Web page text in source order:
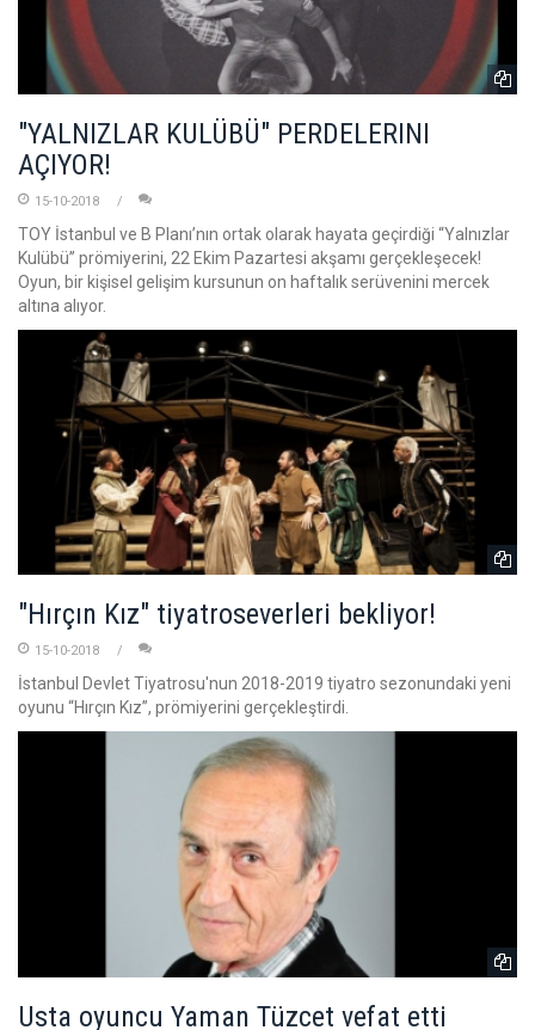
"YALNIZLAR KULÜBÜ" PERDELERINI
AÇIYOR!
15-10-2018
TOY İstanbul ve B Planı’nın ortak olarak hayata geçirdiği “Yalnızlar
Kulübü” prömiyerini, 22 Ekim Pazartesi akşamı gerçekleşecek!
Oyun, bir kişisel gelişim kursunun on haftalık serüvenini mercek
altına alıyor.
"Hırçın Kız" tiyatroseverleri bekliyor!
15-10-2018
İstanbul Devlet Tiyatrosu'nun 2018-2019 tiyatro sezonundaki yeni
oyunu “Hırçın Kız”, prömiyerini gerçekleştirdi.
Usta oyuncu Yaman Tüzcet vefat etti